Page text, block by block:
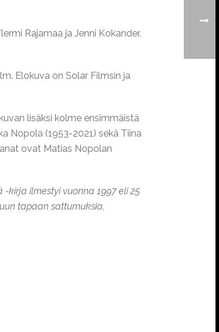
Rajamaa ja Jenni Kokander.
Elokuva on Solar Filmsin ja
lisäksi kolme ensimmäistä
Nopola (1953-2021) sekä Tiina
ovat Matias Nopolan
-kirja ilmestyi vuonna 1997 eli 25
tapaan sattumuksia,